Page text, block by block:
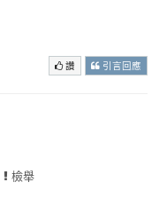
讚 引言回應
檢舉